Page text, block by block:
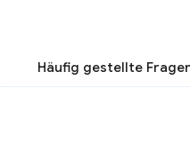
Häufig gestellte